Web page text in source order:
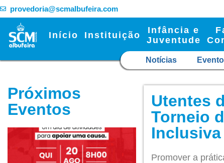
provedoria@scmalbufeira.com
Início Instituição
Infância e
Juventude
Notícias
Próximos
Eventos
Utentes
Torneio
Inclusiva
Promover a